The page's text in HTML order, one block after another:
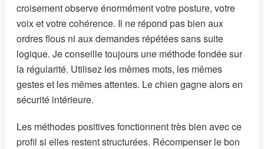
croisement observe énormément votre posture, votre
voix et votre cohérence. Il ne répond pas bien aux
ordres flous ni aux demandes répétées sans suite
logique. Je conseille toujours une méthode fondée sur
la régularité. Utilisez les mêmes mots, les mêmes
gestes et les mêmes attentes. Le chien gagne alors en
sécurité intérieure.
Les méthodes positives fonctionnent très bien avec ce
profil si elles restent structurées. Récompenser le bon